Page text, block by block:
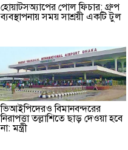
হোয়াটসঅ্যাপের পোল ফিচার: গ্রুপ
ব্যবস্থাপনায় সময় সাশ্রয়ী একটি টুল
ভিআইপিদেরও বিমানবন্দরের
নিরাপত্তা তল্লাশিতে ছাড় দেওয়া হবে
না: মন্ত্রী